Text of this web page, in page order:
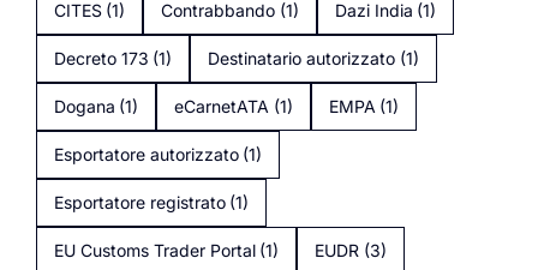
CITES (1) Contrabbando (1) Dazi India (1)
Decreto 173 (1) Destinatario autorizzato (1)
Dogana (1) eCarnetATA (1) EMPA (1)
Esportatore autorizzato (1)
Esportatore registrato (1)
EU Customs Trader Portal (1) EUDR (3)